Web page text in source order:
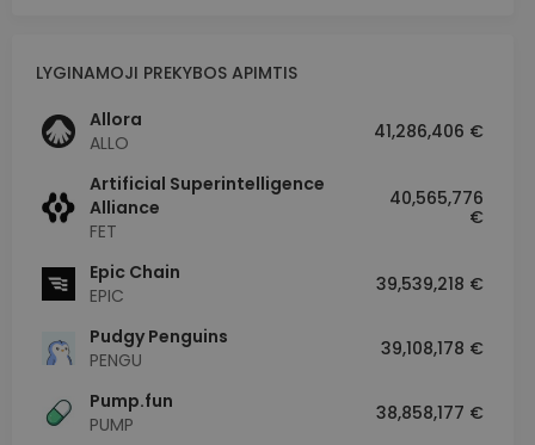
LYGINAMOJI PREKYBOS APIMTIS
Allora
ALLO
41,286,406 €
Artificial Superintelligence
Alliance
FET
40,565,776
€
Epic Chain
EPIC
39,539,218 €
Pudgy Penguins
PENGU
39,108,178 €
Pump.fun
PUMP
38,858,177 €